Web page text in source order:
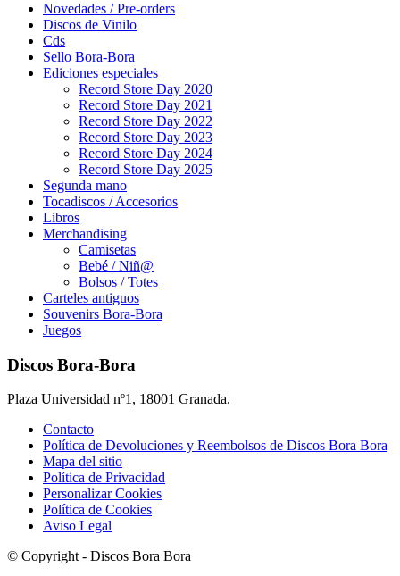
Novedades / Pre-orders
Discos de Vinilo
Cds
Sello Bora-Bora
Ediciones especiales
Record Store Day 2020
Record Store Day 2021
Record Store Day 2022
Record Store Day 2023
Record Store Day 2024
Record Store Day 2025
Segunda mano
Tocadiscos / Accesorios
Libros
Merchandising
Camisetas
Bebé / Niñ@
Bolsos / Totes
Carteles antiguos
Souvenirs Bora-Bora
Juegos
Discos Bora-Bora
Plaza Universidad nº1, 18001 Granada.
Contacto
Política de Devoluciones y Reembolsos de Discos Bora Bora
Mapa del sitio
Política de Privacidad
Personalizar Cookies
Política de Cookies
Aviso Legal
© Copyright - Discos Bora Bora